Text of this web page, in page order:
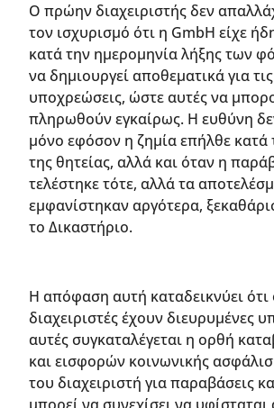
Ο πρώην διαχειριστής δεν
τον ισχυρισμό ότι η GmbH είχε
κατά την ημερομηνία λήξης των
να δημιουργεί αποθεματικά για
υποχρεώσεις, ώστε αυτές να
πληρωθούν εγκαίρως. Η ευθύνη
μόνο εφόσον η ζημία επήλθε κατά
της θητείας, αλλά και όταν η
τελέστηκε τότε, αλλά τα
εμφανίστηκαν αργότερα,
το Δικαστήριο.
Η απόφαση αυτή καταδεικνύει ότι
διαχειριστές έχουν διευρυμένες
αυτές συγκαταλέγεται η ορθή
και εισφορών κοινωνικής
του διαχειριστή για παραβάσεις